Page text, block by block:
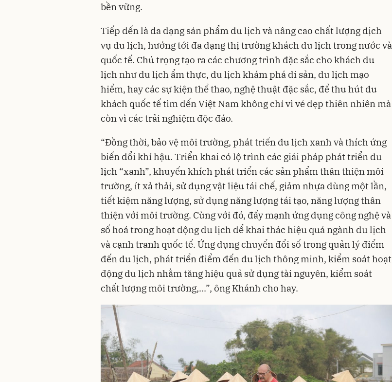
bền vững.
Tiếp đến là đa dạng sản phẩm du lịch và nâng cao chất lượng dịch
vụ du lịch, hướng tới đa dạng thị trường khách du lịch trong nước và
quốc tế. Chú trọng tạo ra các chương trình đặc sắc cho khách du
lịch như du lịch ẩm thực, du lịch khám phá di sản, du lịch mạo
hiểm, hay các sự kiện thể thao, nghệ thuật đặc sắc, để thu hút du
khách quốc tế tìm đến Việt Nam không chỉ vì vẻ đẹp thiên nhiên mà
còn vì các trải nghiệm độc đáo.
“Đồng thời, bảo vệ môi trường, phát triển du lịch xanh và thích ứng
biến đổi khí hậu. Triển khai có lộ trình các giải pháp phát triển du
lịch “xanh”, khuyến khích phát triển các sản phẩm thân thiện môi
trường, ít xả thải, sử dụng vật liệu tái chế, giảm nhựa dùng một lần,
tiết kiệm năng lượng, sử dụng năng lượng tái tạo, năng lượng thân
thiện với môi trường. Cùng với đó, đẩy mạnh ứng dụng công nghệ và
số hoá trong hoạt động du lịch để khai thác hiệu quả ngành du lịch
và cạnh tranh quốc tế. Ứng dụng chuyển đổi số trong quản lý điểm
đến du lịch, phát triển điểm đến du lịch thông minh, kiểm soát hoạt
động du lịch nhằm tăng hiệu quả sử dụng tài nguyên, kiểm soát
chất lượng môi trường,...”, ông Khánh cho hay.